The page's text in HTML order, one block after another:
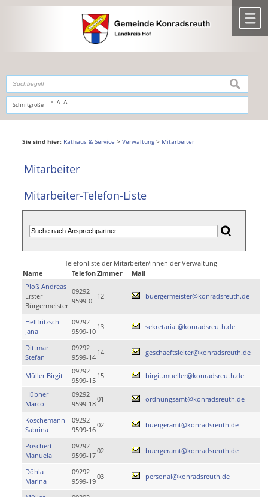
,zur Navigationoderzur Startseitespringen.
Schriftgröße A A A
suchen
Sie sind hier: Rathaus & Service > Verwaltung> Mitarbeiter
Mitarbeiter
Mitarbeiter-Telefon-Liste
Telefonliste der Mitarbeiter/innen der Verwaltung
Name
TelefonZimmer
Mail
Ploß Andreas
Erster
Bürgermeister
09292
9599-0
12 buergermeister@konradsreuth.de
Hellfritzsch
Jana
09292
9599-10
13 sekretariat@konradsreuth.de
Dittmar
Stefan
09292
9599-14
14 geschaeftsleiter@konradsreuth.de
Müller Birgit
09292
9599-15
15 birgit.mueller@konradsreuth.de
Hübner
Marco
09292
9599-18
01 ordnungsamt@konradsreuth.de
Koschemann
Sabrina
09292
9599-16
02 buergeramt@konradsreuth.de
Poschert
Manuela
09292
9599-17
02 buergeramt@konradsreuth.de
Döhla
Marina
09292
9599-19
03 personal@konradsreuth.de